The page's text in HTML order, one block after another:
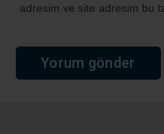
adresim ve site adresim bu